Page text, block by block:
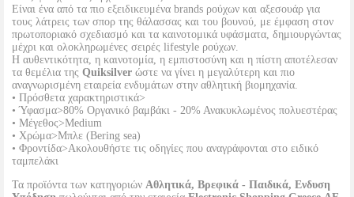
Είναι ένα από τα πιο εξειδικευμένα brands ρούχων και αξεσουάρ για
τους λάτρεις των σπορ της θάλασσας και του βουνού, με έμφαση στον
πρωτοποριακό σχεδιασμό και τα καινοτομικά υφάσματα, δημιουργώντας
μέχρι και ολοκληρωμένες σειρές lifestyle ρούχων.
Η αυθεντικότητα, η καινοτομία, η εμπιστοσύνη και η πίστη αποτέλεσαν
τα θεμέλια της Quiksilver ώστε να γίνει η μεγαλύτερη και πιο
αναγνωρισμένη εταιρεία ενδυμάτων στην αθλητική βιομηχανία.
• Πρόσθετα χαρακτηριστικά>
• Ύφασμα>80% Οργανικό βαμβάκι - 20% Ανακυκλωμένος πολυεστέρας
• Μέγεθος>Medium
• Χρώμα>Μπλε (Bering sea)
• Φροντίδα>Ακολουθήστε τις οδηγίες που αναγράφονται στο ειδικό
ταμπελάκι
Τα προϊόντα των κατηγοριών Αθλητικά, Βρεφικά - Παιδικά, Ενδυση